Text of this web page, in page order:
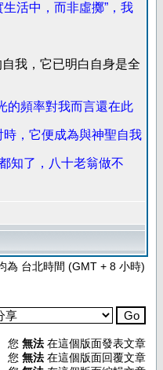
活中，而非虛擲”，我
我，它已明白自身是全
的頻率對我而言還在此
，它便成為與神聖自我
知了，八十老翁做不
為 台北時間 (GMT + 8 小時)
您 無法 在這個版面發表文章
您 無法 在這個版面回覆文章